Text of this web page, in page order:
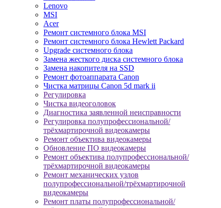
Lenovo
MSI
Acer
Ремонт системного блока MSI
Ремонт системного блока Hewlett Packard
Upgrade системного блока
Замена жесткого диска системного блока
Замена накопителя на SSD
Ремонт фотоаппарата Canon
Чистка матрицы Canon 5d mark ii
Регулировка
Чистка видеоголовок
Диагностика заявленной неисправности
Регулировка полупрофессиональной/
трёхмартирочной видеокамеры
Ремонт объектива видеокамеры
Обновление ПО видеокамеры
Ремонт объектива полупрофессиональной/
трёхмартирочной видеокамеры
Ремонт механических узлов
полупрофессиональной/трёхмартирочной
видеокамеры
Ремонт платы полупрофессиональной/